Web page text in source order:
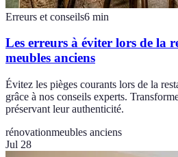
Erreurs et conseils6 min
Les erreurs à éviter lors de la
meubles anciens
Évitez les pièges courants lors de la
grâce à nos conseils experts.
préservant leur authenticité.
rénovationmeubles anciens
Jul 28